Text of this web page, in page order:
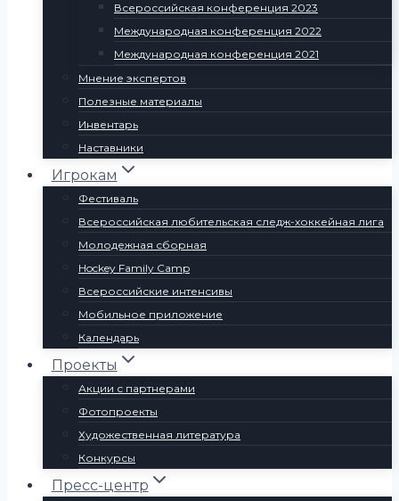
Всероссийская конференция 2023
Международная конференция 2022
Международная конференция 2021
Мнение экспертов
Полезные материалы
Инвентарь
Наставники
Игрокам
Фестиваль
Всероссийская любительская следж-хоккейная лига
Молодежная сборная
Hockey Family Camp
Всероссийские интенсивы
Мобильное приложение
Календарь
Проекты
Акции с партнерами
Фотопроекты
Художественная литература
Конкурсы
Пресс-центр